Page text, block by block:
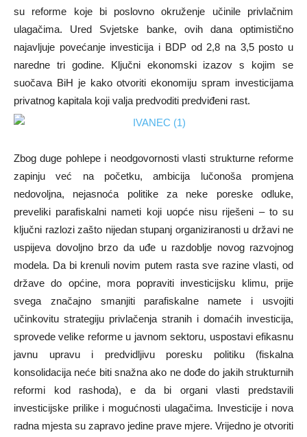
su reforme koje bi poslovno okruženje učinile privlačnim
ulagačima. Ured Svjetske banke, ovih dana optimistično
najavljuje povećanje investicija i BDP od 2,8 na 3,5 posto u
naredne tri godine. Ključni ekonomski izazov s kojim se
suočava BiH je kako otvoriti ekonomiju spram investicijama
privatnog kapitala koji valja predvoditi predviđeni rast.
Zbog duge pohlepe i neodgovornosti vlasti strukturne reforme
zapinju već na početku, ambicija lučonoša promjena
nedovoljna, nejasnoća politike za neke poreske odluke,
preveliki parafiskalni nameti koji uopće nisu riješeni – to su
ključni razlozi zašto nijedan stupanj organiziranosti u državi ne
uspijeva dovoljno brzo da uđe u razdoblje novog razvojnog
modela. Da bi krenuli novim putem rasta sve razine vlasti, od
države do općine, mora popraviti investicijsku klimu, prije
svega značajno smanjiti parafiskalne namete i usvojiti
učinkovitu strategiju privlačenja stranih i domaćih investicija,
sprovede velike reforme u javnom sektoru, uspostavi efikasnu
javnu upravu i predvidljivu poresku politiku (fiskalna
konsolidacija neće biti snažna ako ne dođe do jakih strukturnih
reformi kod rashoda), e da bi organi vlasti predstavili
investicijske prilike i mogućnosti ulagačima. Investicije i nova
radna mjesta su zapravo jedine prave mjere. Vrijedno je otvoriti